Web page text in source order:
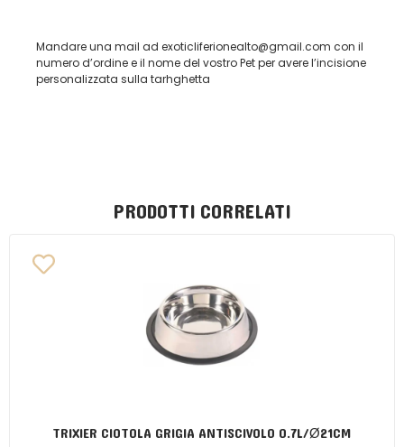
Mandare una mail ad exoticliferionealto@gmail.com con il
numero d’ordine e il nome del vostro Pet per avere l’incisione
personalizzata sulla tarhghetta
PRODOTTI CORRELATI
TRIXIER CIOTOLA GRIGIA ANTISCIVOLO 0.7L/Ø21CM